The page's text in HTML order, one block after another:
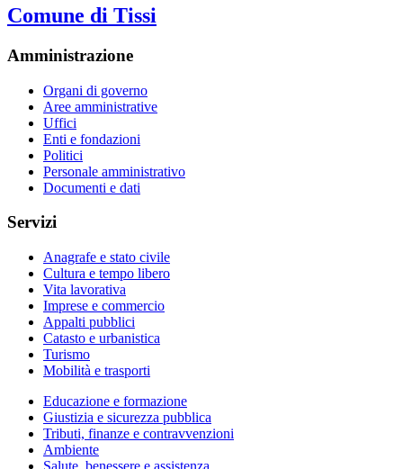
Comune di Tissi
Amministrazione
Organi di governo
Aree amministrative
Uffici
Enti e fondazioni
Politici
Personale amministrativo
Documenti e dati
Servizi
Anagrafe e stato civile
Cultura e tempo libero
Vita lavorativa
Imprese e commercio
Appalti pubblici
Catasto e urbanistica
Turismo
Mobilità e trasporti
Educazione e formazione
Giustizia e sicurezza pubblica
Tributi, finanze e contravvenzioni
Ambiente
Salute, benessere e assistenza